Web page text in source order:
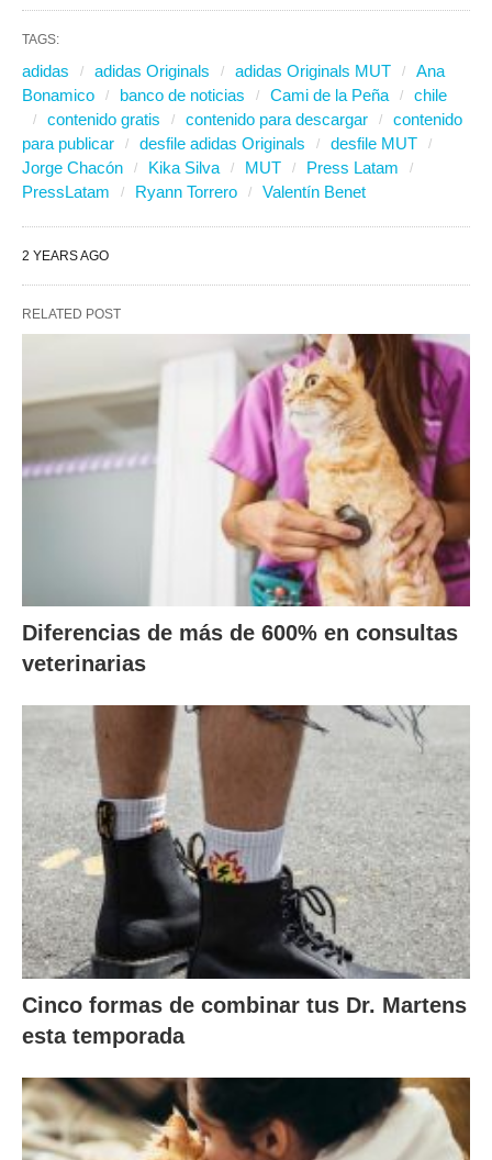
TAGS:
adidas adidas Originals adidas Originals MUT
Ana
Bonamico
banco de noticias Cami de la Peña
chile
contenido gratis
contenido para descargar
contenido
para publicar
desfile adidas Originals
desfile MUT
Jorge Chacón
Kika Silva MUT
Press Latam
PressLatam
Ryann Torrero Valentín Benet
2 YEARS AGO
RELATED POST
Diferencias de más de 600% en consultas
veterinarias
Cinco formas de combinar tus Dr. Martens
esta temporada